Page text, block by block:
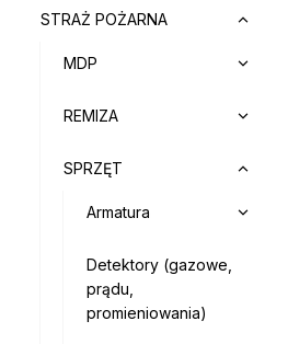
STRAŻ POŻARNA
MDP
REMIZA
SPRZĘT
Armatura
Detektory (gazowe,
prądu,
promieniowania)